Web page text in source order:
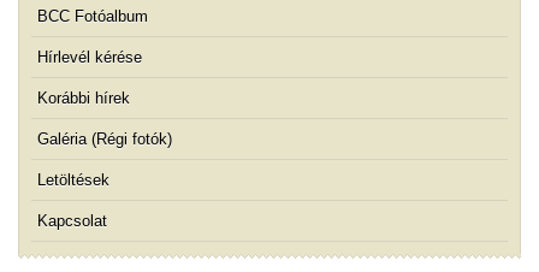
BCC Fotóalbum
Hírlevél kérése
Korábbi hírek
Galéria (Régi fotók)
Letöltések
Kapcsolat